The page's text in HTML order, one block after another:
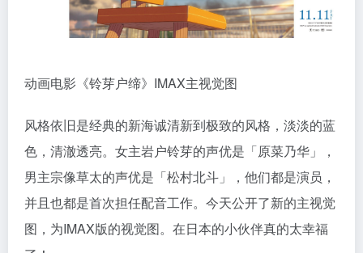
动画电影《铃芽户缔》IMAX主视觉图
风格依旧是经典的新海诚清新到极致的风格，淡淡的蓝
色，清澈透亮。女主岩户铃芽的声优是「原菜乃华」，
男主宗像草太的声优是「松村北斗」，他们都是演员，
并且也都是首次担任配音工作。今天公开了新的主视觉
图，为IMAX版的视觉图。在日本的小伙伴真的太幸福